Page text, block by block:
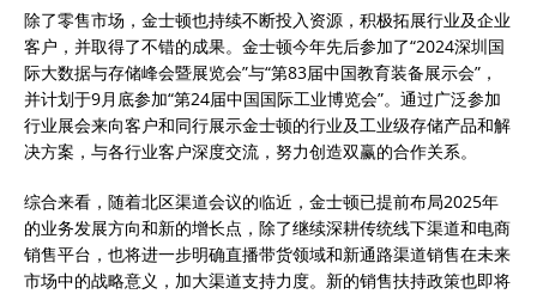
除了零售市场，金士顿也持续不断投入资源，积极拓展行业及企业
客户，并取得了不错的成果。金士顿今年先后参加了“2024深圳国
际大数据与存储峰会暨展览会”与“第83届中国教育装备展示会”，
并计划于9月底参加“第24届中国国际工业博览会”。通过广泛参加
行业展会来向客户和同行展示金士顿的行业及工业级存储产品和解
决方案，与各行业客户深度交流，努力创造双赢的合作关系。
综合来看，随着北区渠道会议的临近，金士顿已提前布局2025年
的业务发展方向和新的增长点，除了继续深耕传统线下渠道和电商
销售平台，也将进一步明确直播带货领域和新通路渠道销售在未来
市场中的战略意义，加大渠道支持力度。新的销售扶持政策也即将